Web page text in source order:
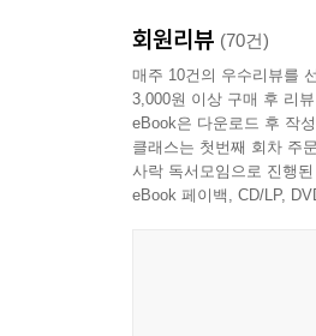
마음껏 사랑하는 것은
---p.355
포르투갈어로
다른 여러 나라에서도
견지하기로 결정했다.
이미 출간된 포르투
뉴질랜드, 인도, 노르
이유는 없다는 작가
회원리뷰 (70건)
매주 10건의 우수리뷰를
3,000원 이상 구매 후 리
eBook은 다운로드 후 작
클래스는 첫번째 회차 주
사락 독서모임으로 진행
eBook 페이백, CD/LP,